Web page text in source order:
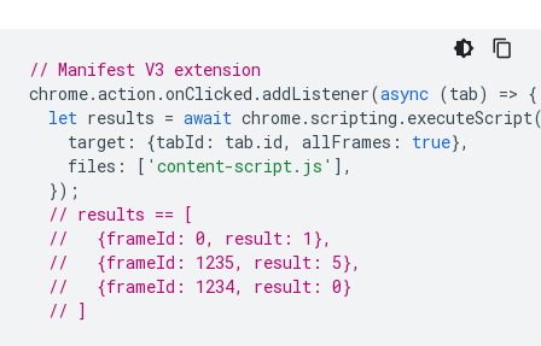
// Manifest V3 extension
chrome.action .onClicked .addListener(async (tab) => {
let results = await chrome. scripting . executeScript
target : {tabId : tab . id, allFrames : true},
files : [ 'content-script.js' ],
});
// results == [
//   {frameId: 0, result: 1},
//   {frameId: 1235, result: 5},
//   {frameId: 1234, result: 0}
// ]